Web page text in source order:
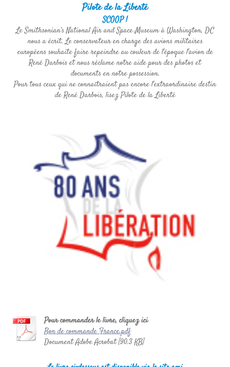
Pilote de la Liberté
SCOOP !
Le Smithsonian’s National Air and Space Museum à Washington, DC
nous a écrit. Le conservateur en charge des avions militaires
européens souhaite faire repeindre au couleur de l'époque l'avion de
René Darbois et nous réclame notre aide pour des photos et
documents en notre possession.
Pour tous ceux qui ne connaîtraient pas encore l'extraordinaire destin
de René Darbois, lisez Pilote de la Liberté
Pour commander le livre, cliquez ici
Bon de commande France.pdf
Document Adobe Acrobat [90.3 KB]